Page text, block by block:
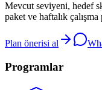
Mevcut seviyeni, hedef
paket ve haftalık çalışma
Plan önerisi al
Programlar